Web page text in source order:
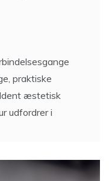
praktiske
æstetisk
udfordrer i